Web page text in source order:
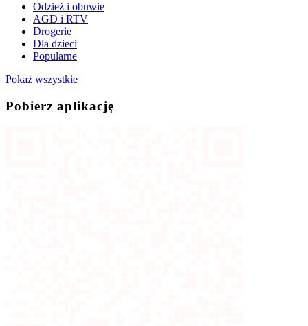
Odzież i obuwie
AGD i RTV
Drogerie
Dla dzieci
Popularne
Pokaż wszystkie
Pobierz aplikację